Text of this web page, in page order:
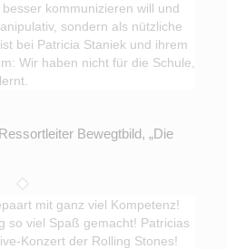
kommunizieren will und
sondern als nützliche
bei Patricia Staniek und ihrem
Wir haben nicht für die Schule,
Bewegtbild, „Die
mit ganz viel Kompetenz!
so viel Spaß gemacht! Patricias
Konzert der Rolling Stones!